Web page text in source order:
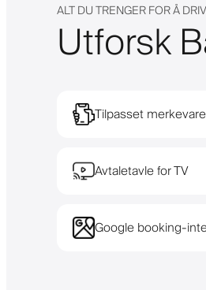
ALT DU TRENGER FOR Å
Utforsk
Tilpasset
Avtaletavle for TV
Google booking-